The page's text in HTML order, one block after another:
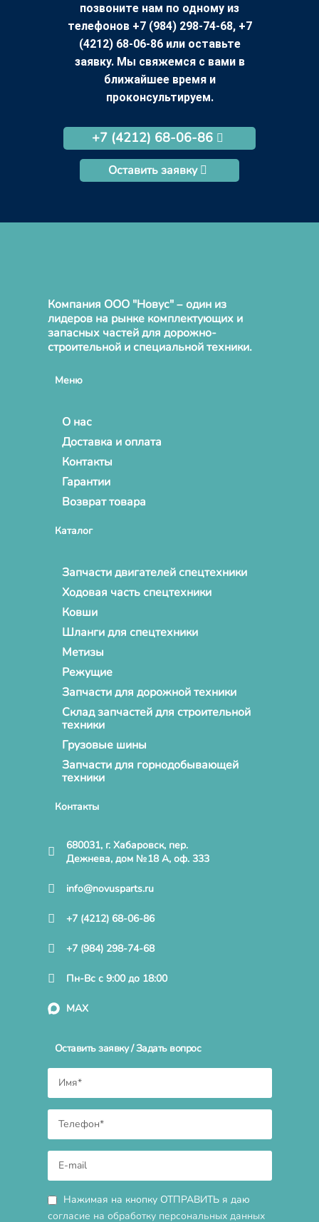
позвоните нам по одному из
телефонов +7 (984) 298-74-68, +7
(4212) 68-06-86 или оставьте
заявку. Мы свяжемся с вами в
ближайшее время и
проконсультируем.
+7 (4212) 68-06-86
Оставить заявку
Компания ООО "Новус" – один из
лидеров на рынке комплектующих и
запасных частей для дорожно-
строительной и специальной техники.
Меню
О нас
Доставка и оплата
Контакты
Гарантии
Возврат товара
Каталог
Запчасти двигателей спецтехники
Ходовая часть спецтехники
Ковши
Шланги для спецтехники
Метизы
Режущие
Запчасти для дорожной техники
Склад запчастей для строительной
техники
Грузовые шины
Запчасти для горнодобывающей
техники
Контакты
680031, г. Хабаровск, пер.
Дежнева, дом №18 А, оф. 333
info@novusparts.ru
+7 (4212) 68-06-86
+7 (984) 298-74-68
Пн-Вс с 9:00 до 18:00
MAX
Оставить заявку / Задать вопрос
Нажимая на кнопку ОТПРАВИТЬ я даю
согласие на обработку персональных данных